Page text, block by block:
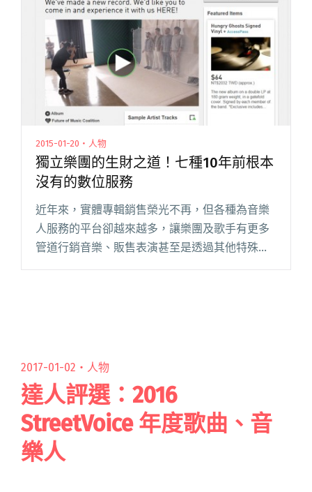
充滿感官饗宴的專閱讀全文 "【專訪】衝突就是
我們的和諧：紅樂團"
2015-01-20・人物
獨立樂團的生財之道！七種10年前根本
沒有的數位服務
近年來，實體專輯銷售榮光不再，但各種為音樂
人服務的平台卻越來越多，讓樂團及歌手有更多
管道行銷音樂、販售表演甚至是透過其他特殊方
式獲利。只要你的創作夠好或者有新奇的點子，
2017-01-02・ 人物
達人評選：2016
StreetVoice 年度歌曲、音
樂人